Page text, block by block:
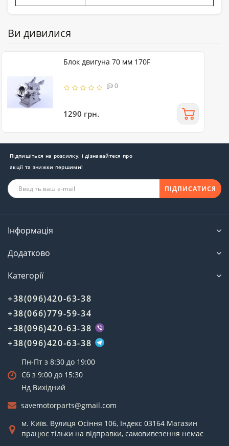
Ви дивилися
Блок двигуна 70 мм 170F
0
1290 грн.
Підпишіться на розсилку, і дізнавайтеся про
акції та знижки першими!
ПІДПИСАТИСЯ
Інформація
Додатково
Категорії
+38(096)420-63-38
+38(066)779-59-34
+38(096)420-63-38
+38(096)420-63-38
Пн-Пт з 8:30 до 19:00
Сб з 9:00 до 15:30
Нд Вихідний
savemotorparts@gmail.com
м. Київ. Вулиця Осіння 106, Індекс 03164 Магазин
працює тільки на відправки, самовивезення немає